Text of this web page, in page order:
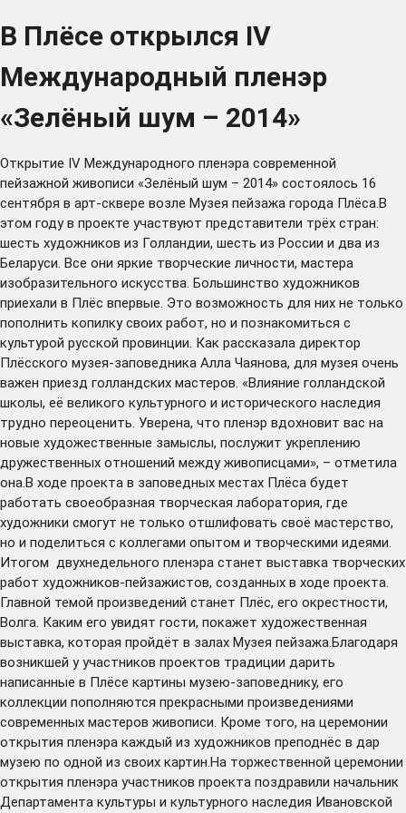
В Плёсе открылся IV
Международный пленэр
«Зелёный шум – 2014»
Открытие IV Международного пленэра современной
пейзажной живописи «Зелёный шум – 2014» состоялось 16
сентября в арт-сквере возле Музея пейзажа города Плёса.В
этом году в проекте участвуют представители трёх стран:
шесть художников из Голландии, шесть из России и два из
Беларуси. Все они яркие творческие личности, мастера
изобразительного искусства. Большинство художников
приехали в Плёс впервые. Это возможность для них не только
пополнить копилку своих работ, но и познакомиться с
культурой русской провинции. Как рассказала директор
Плёсского музея-заповедника Алла Чаянова, для музея очень
важен приезд голландских мастеров. «Влияние голландской
школы, её великого культурного и исторического наследия
трудно переоценить. Уверена, что пленэр вдохновит вас на
новые художественные замыслы, послужит укреплению
дружественных отношений между живописцами», – отметила
она.В ходе проекта в заповедных местах Плёса будет
работать своеобразная творческая лаборатория, где
художники смогут не только отшлифовать своё мастерство,
но и поделиться с коллегами опытом и творческими идеями.
Итогом двухнедельного пленэра станет выставка творческих
работ художников-пейзажистов, созданных в ходе проекта.
Главной темой произведений станет Плёс, его окрестности,
Волга. Каким его увидят гости, покажет художественная
выставка, которая пройдёт в залах Музея пейзажа.Благодаря
возникшей у участников проектов традиции дарить
написанные в Плёсе картины музею-заповеднику, его
коллекции пополняются прекрасными произведениями
современных мастеров живописи. Кроме того, на церемонии
открытия пленэра каждый из художников преподнёс в дар
музею по одной из своих картин.На торжественной церемонии
открытия пленэра участников проекта поздравили начальник
Департамента культуры и культурного наследия Ивановской